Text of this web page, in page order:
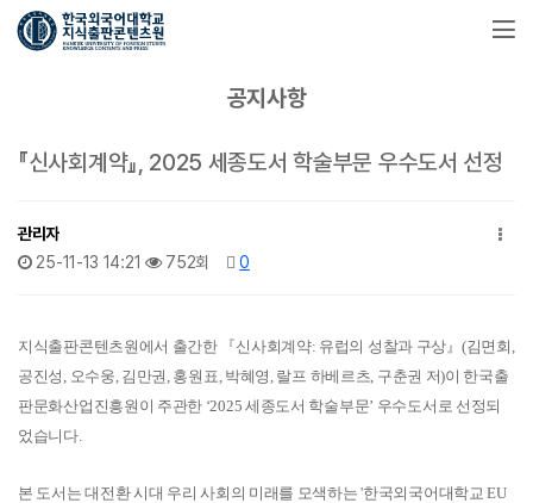
공지사항
『신사회계약』, 2025 세종도서 학술부문 우수도서 선정
관리자
25-11-13 14:21
752회 0
지식출판콘텐츠원에서 출간한 『신사회계약: 유럽의 성찰과 구상』(김면회,
공진성, 오수웅, 김만권, 홍원표, 박혜영, 랄프 하베르츠, 구춘권 저)이 한국출
판문화산업진흥원이 주관한 ‘2025 세종도서 학술부문’ 우수도서로 선정되
었습니다.
본 도서는 대전환 시대 우리 사회의 미래를 모색하는 '한국외국어대학교 EU